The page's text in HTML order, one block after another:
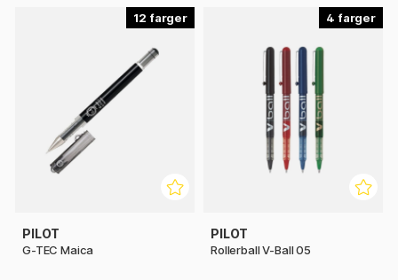
12
PILOT
G-TEC Maica
4
PILOT
Rollerball V-Ball 05